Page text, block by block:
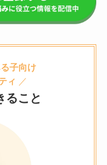
子向け
ィ ／
ること